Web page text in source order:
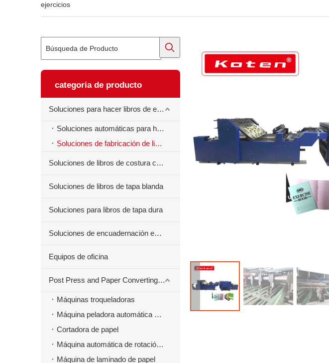
ejercicios
categoria de producto
Soluciones para hacer libros de ejercicios
Soluciones automáticas para hacer libros de ejercicios
Soluciones de fabricación de libros de ejercicios semiautomáticos
Soluciones de libros de costura centrales
Soluciones de libros de tapa blanda
Soluciones para libros de tapa dura
Soluciones de encuadernación en espiral para libros
Equipos de oficina
Post Press and Paper Converting Máquinas
Máquinas troqueladoras
Máquina peladora automática para material troquelado
Cortadora de papel
Máquina automática de rotación de papel
Máquina de laminado de papel